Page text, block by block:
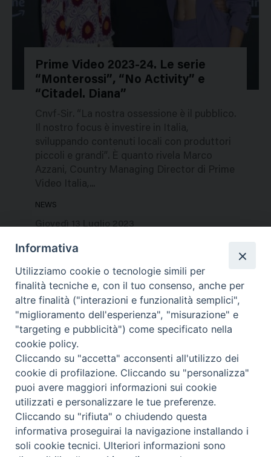
172972
Prime Video 2023-24. Le serie
“Monterossi”, “No Activity” e
“Citadel. Diana”
Cnvf-Sir. “La nostra ossessione è il pubblico.
Il nostro focus è investire in Italia,
sviluppando contenuti locali con produttori
piccoli e grandi”. È quanto rivela Marco
Azzani, Country Managing Director di Prime
Video Italia,...
NEWS
Contatti & Info
C.ne Aurelia, 50 – 00165 Roma
Informativa
Utilizziamo cookie o tecnologie simili per
finalità tecniche e, con il tuo consenso, anche per
altre finalità ("interazioni e funzionalità semplici",
"miglioramento dell'esperienza", "misurazione" e
"targeting e pubblicità") come specificato nella
cookie policy.
Cliccando su "accetta" acconsenti all'utilizzo dei
cookie di profilazione. Cliccando su "personalizza"
puoi avere maggiori informazioni sui cookie
utilizzati e personalizzare le tue preferenze.
Cliccando su "rifiuta" o chiudendo questa
informativa proseguirai la navigazione installando i
soli cookie tecnici. Ulteriori informazioni sono